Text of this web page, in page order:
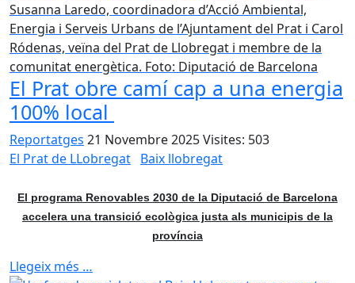
Susanna Laredo, coordinadora d’Acció Ambiental,
Energia i Serveis Urbans de l’Ajuntament del Prat i Carol
Ródenas, veïna del Prat de Llobregat i membre de la
comunitat energètica. Foto: Diputació de Barcelona
El Prat obre camí cap a una energia
100% local
Reportatges 21 Novembre 2025Visites: 503
El Prat de LLobregat Baix llobregat
El programa Renovables 2030 de la Diputació de Barcelona
accelera una transició ecològica justa als municipis de la
província
Llegeix més …